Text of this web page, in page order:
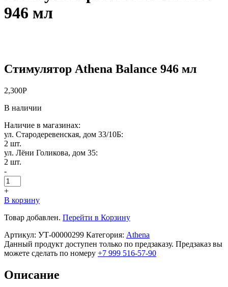
946 мл
Стимулятор Athena Balance 946 мл
2,300Р
В наличии
Наличие в магазинах:
ул. Стародеревенская, дом 33/10Б:
2 шт.
ул. Лёни Голикова, дом 35:
2 шт.
-
+
В корзину
Товар добавлен. Перейти в Корзину
Артикул: УТ-00000299 Категория: Athena
Данный продукт доступен только по предзаказу. Предзаказ вы
можете сделать по номеру +7 999 516-57-90
Описание